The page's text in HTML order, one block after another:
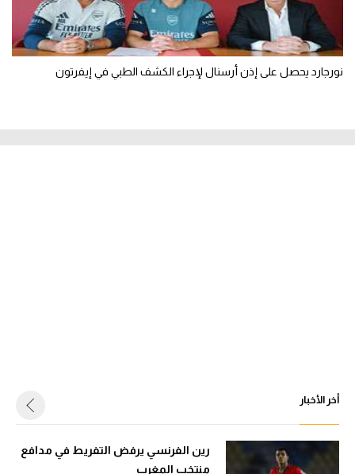
نورجارد يحصل على إذن أرسنال لإجراء الكشف الطبي في إيفرتون
أخر الأخبار
رين الفرنسي يرفض التفريط في مدافع
منتخب المغرب